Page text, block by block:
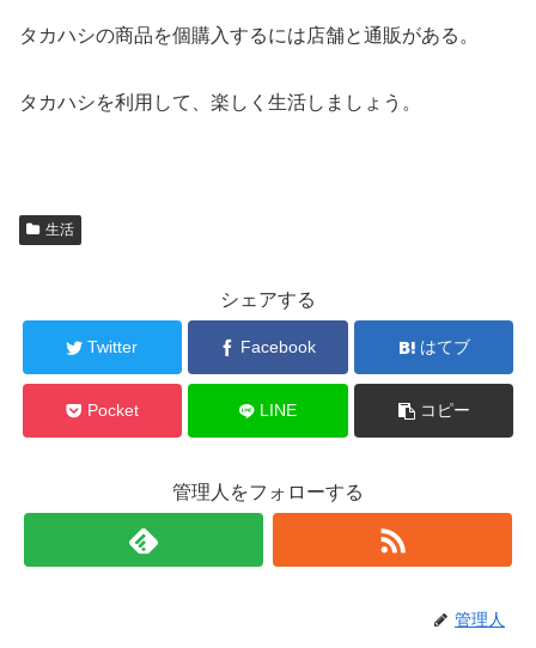
タカハシの商品を個購入するには店舗と通販がある。
タカハシを利用して、楽しく生活しましょう。
生活
シェアする
Twitter Facebook はてブ
Pocket LINE コピー
管理人をフォローする
管理人